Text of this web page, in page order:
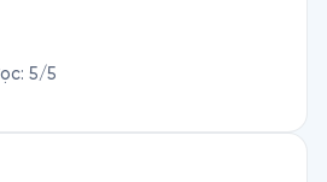
: 5/5